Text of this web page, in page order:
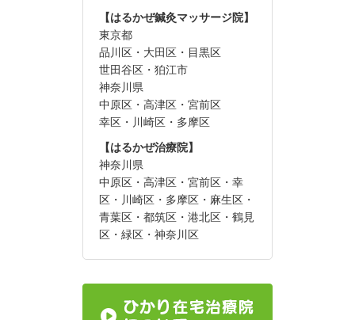
【はるかぜ鍼灸マッサージ院】
東京都
品川区・大田区・目黒区
世田谷区・狛江市
神奈川県
中原区・高津区・宮前区
幸区・川崎区・多摩区
【はるかぜ治療院】
神奈川県
中原区・高津区・宮前区・幸
区・川崎区・多摩区・麻生区・
青葉区・都筑区・港北区・鶴見
区・緑区・神奈川区